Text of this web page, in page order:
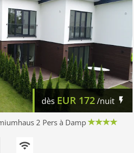
dès EUR 172/nuit
2 Pers à Damp